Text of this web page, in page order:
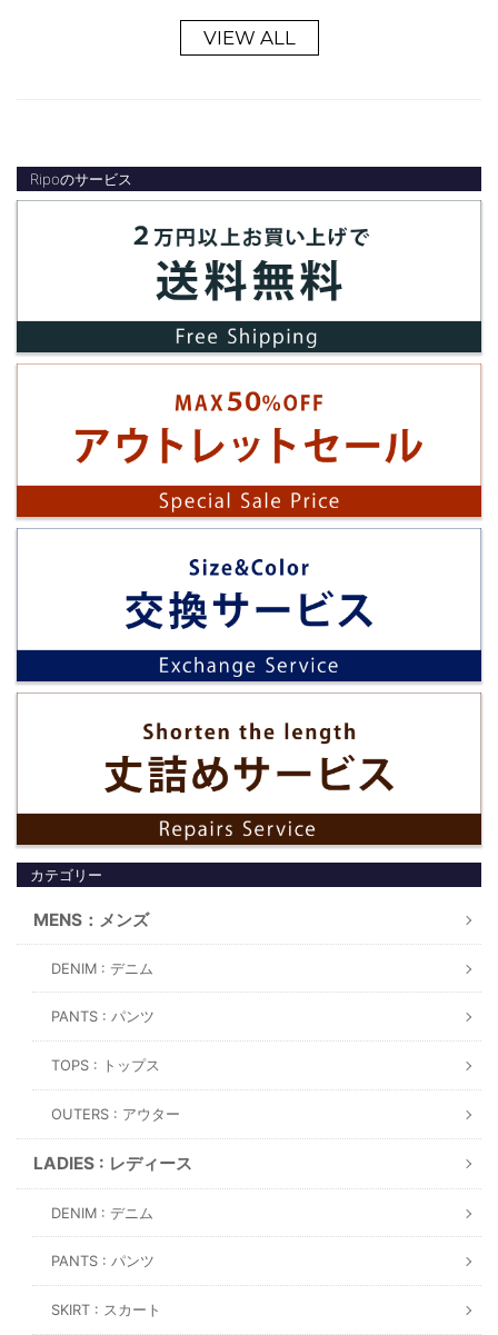
VIEW ALL
Ripoのサービス
カテゴリー
MENS：メンズ
DENIM : デニム
PANTS : パンツ
TOPS : トップス
OUTERS : アウター
LADIES : レディース
DENIM : デニム
PANTS : パンツ
SKIRT : スカート